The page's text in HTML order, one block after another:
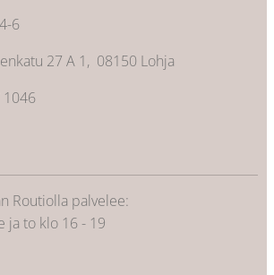
6
27 A 1, 08150 Lohja
1046
Routiolla palvelee:
ja to klo 16 - 19